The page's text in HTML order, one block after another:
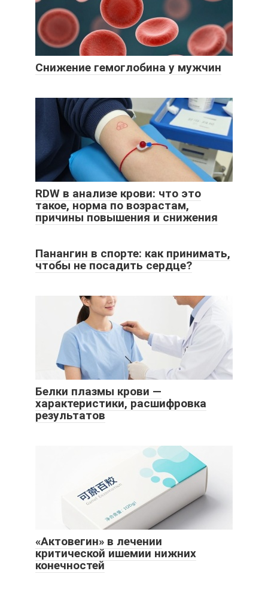
Снижение гемоглобина у мужчин
RDW в анализе крови: что это
такое, норма по возрастам,
причины повышения и снижения
Панангин в спорте: как принимать,
чтобы не посадить сердце?
Белки плазмы крови —
характеристики, расшифровка
результатов
«Актовегин» в лечении
критической ишемии нижних
конечностей